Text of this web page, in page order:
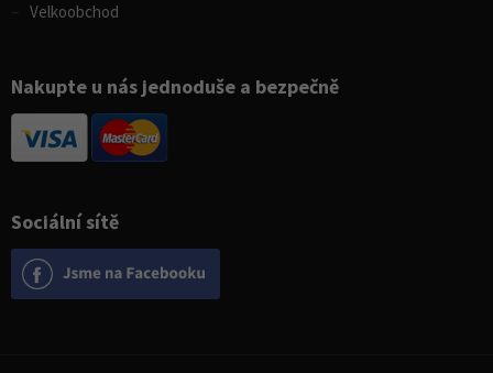
Sociální sítě
Velkoobchod
Nakupte u nás jednoduše a bezpečně